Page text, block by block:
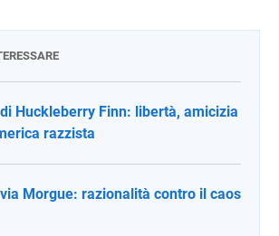
Huckleberry Finn: libertà, amicizia
razzista
via Morgue: razionalità contro il caos